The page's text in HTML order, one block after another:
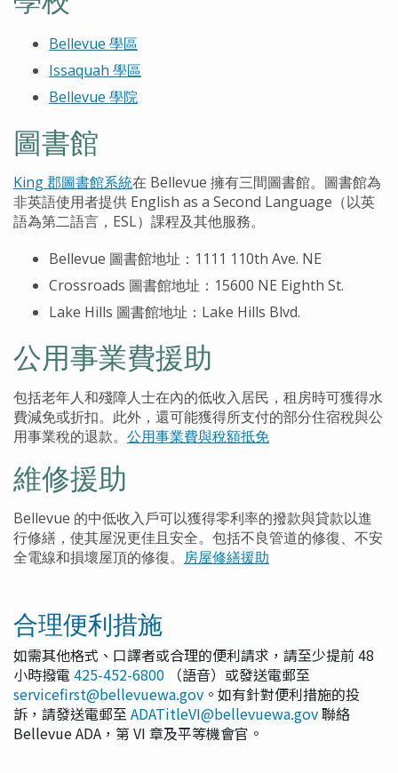
Bellevue 學區
Issaquah 學區
Bellevue 學院
圖書館
King 郡圖書館系統在 Bellevue 擁有三間圖書館。圖書館為
非英語使用者提供 English as a Second Language（以英
語為第二語言，ESL）課程及其他服務。
Bellevue 圖書館地址：1111 110th Ave. NE
Crossroads 圖書館地址：15600 NE Eighth St.
Lake Hills 圖書館地址：Lake Hills Blvd.
公用事業費援助
包括老年人和殘障人士在內的低收入居民，租房時可獲得水
費減免或折扣。此外，還可能獲得所支付的部分住宿稅與公
用事業稅的退款。 公用事業費與稅額抵免
維修援助
Bellevue 的中低收入戶可以獲得零利率的撥款與貸款以進
行修繕，使其屋況更佳且安全。包括不良管道的修復、不安
全電線和損壞屋頂的修復。 房屋修繕援助
合理便利措施
如需其他格式、口譯者或合理的便利請求，請至少提前 48
小時撥電 425-452-6800 （語音）或發送電郵至
servicefirst@bellevuewa.gov 。如有針對便利措施的投
訴，請發送電郵至ADATitleVI@bellevuewa.gov聯絡
Bellevue ADA，第 VI 章及平等機會官。